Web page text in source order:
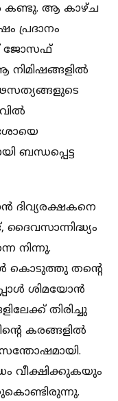
കണ്ടു. ആ കാഴ്ച
പ്രദാനം
ജോസഫ്
നിമിഷങ്ങളിൽ
ബന്ധപ്പെട്ട
ദിവ്യരക്ഷകനെ
നിന്നു.
കൊടുത്തു തന്റെ
ശിമയോൻ
തിരിച്ചു
കരങ്ങളിൽ
വീക്ഷിക്കുകയും